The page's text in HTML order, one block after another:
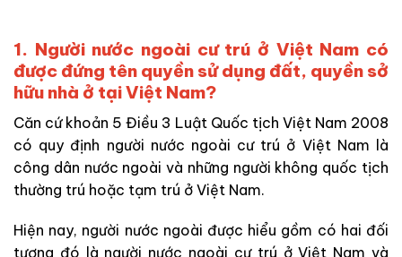
1. Người nước ngoài cư trú ở Việt Nam có
được đứng tên quyền sử dụng đất, quyền sở
hữu nhà ở tại Việt Nam?
Căn cứ khoản 5 Điều 3 Luật Quốc tịch Việt Nam 2008
có quy định người nước ngoài cư trú ở Việt Nam là
công dân nước ngoài và những người không quốc tịch
thường trú hoặc tạm trú ở Việt Nam.
Hiện nay, người nước ngoài được hiểu gồm có hai đối
tượng đó là người nước ngoài cư trú ở Việt Nam và